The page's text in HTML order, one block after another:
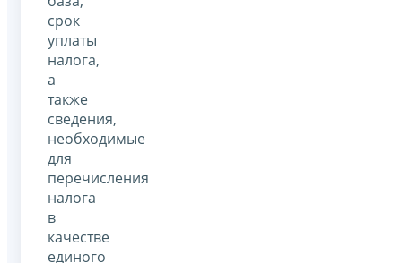
срок
уплаты
налога,
а
также
сведения,
необходимые
для
перечисления
налога
в
качестве
единого